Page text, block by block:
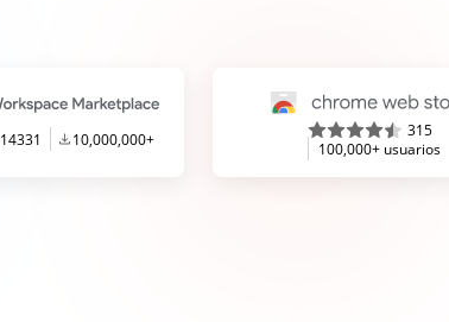
14331 10,000,000+
315
100,000+ usuarios